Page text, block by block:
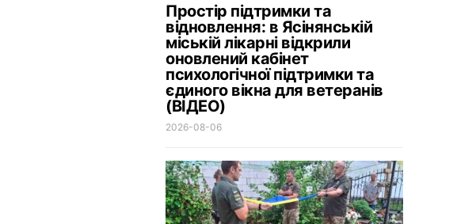
Простір підтримки та
відновлення: в Ясінянській
міській лікарні відкрили
оновлений кабінет
психологічної підтримки та
єдиного вікна для ветеранів
(ВІДЕО)
2026-08-06